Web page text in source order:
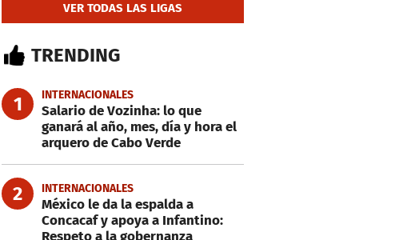
VER TODAS LAS LIGAS
TRENDING
1 INTERNACIONALES
Salario de Vozinha: lo que
ganará al año, mes, día y hora el
arquero de Cabo Verde
2 INTERNACIONALES
México le da la espalda a
Concacaf y apoya a Infantino:
Respeto a la gobernanza